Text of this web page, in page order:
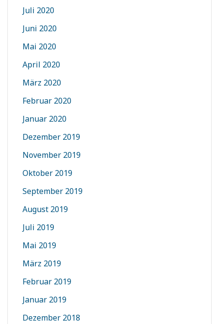
Juli 2020
Juni 2020
Mai 2020
April 2020
März 2020
Februar 2020
Januar 2020
Dezember 2019
November 2019
Oktober 2019
September 2019
August 2019
Juli 2019
Mai 2019
März 2019
Februar 2019
Januar 2019
Dezember 2018